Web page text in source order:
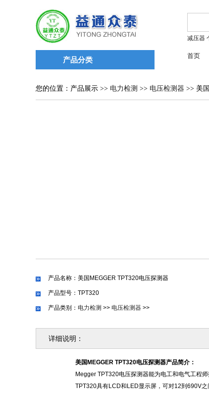
产品分类
减压器
首页
您的位置：产品展示 >> 电力检测 >> 电压检测器 >> 美
产品名称：美国MEGGER TPT320电压探测器
产品型号：TPT320
产品类别： 电力检测 >> 电压检测器 >>
详细说明：
美国 MEGGER TPT320电压探测器产品简介：
Megger TPT320电压探测器能为电工和电气工程
TPT320具有LCD和LED显示屏，可对12到690V